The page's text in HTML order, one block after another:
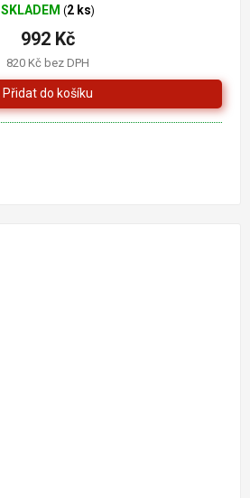
SKLADEM (2 ks)
820 Kč bez DPH
992 Kč